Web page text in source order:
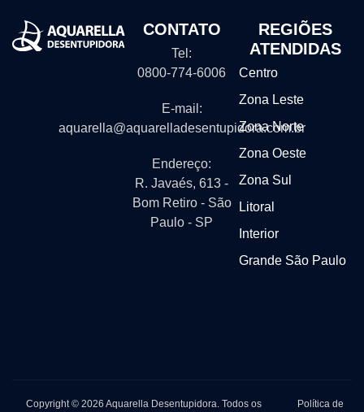
CONTATO
Tel:
0800-774-6006
E-mail:
aquarella@aquarelladesentupidora.com.br
Endereço:
R. Javaés, 613 -
Bom Retiro - São
Paulo - SP
REGIÕES
ATENDIDAS
Centro
Zona Leste
Zona Norte
Zona Oeste
Zona Sul
Litoral
Interior
Grande São Paulo
Copyright © 2026 Aquarella Desentupidora. Todos os
Política de